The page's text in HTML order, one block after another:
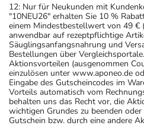
12: Nur für Neukunden mit
"10NEU26" erhalten Sie 10 %
einem Mindestbestellwert von 49 €
anwendbar auf rezeptpflichtige
Säuglingsanfangsnahrung und
Bestellungen über
Aktionsvorteilen (ausgenommen
einzulösen unter www.aponeo.de
Eingabe des Gutscheincodes im
Vorteils automatisch vom
behalten uns das Recht vor, die
wichtigen Grundes zu beenden
Gutschein bzw. durch eine andere